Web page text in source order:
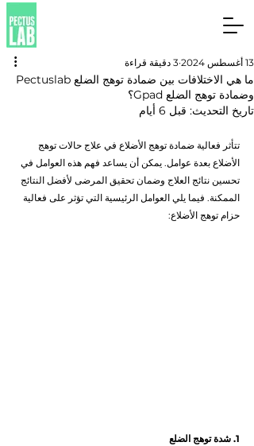
ما هي الاختلافات بين ضمادة توهج الضلع Pectuslab
وضمادة توهج الضلع Gpad؟
13 أغسطس 2024 3 دقيقة قراءة
تاريخ التحديث: قبل 6 أيام
تتأثر فعالية ضمادة توهج الأضلاع في علاج حالات توهج
الأضلاع بعدة عوامل. يمكن أن يساعد فهم هذه العوامل في
تحسين نتائج العلاج وضمان تحقيق المرضى لأفضل النتائج
الممكنة. فيما يلي العوامل الرئيسية التي تؤثر على فعالية
حزام توهج الأضلاع:
1. شدة توهج الضلع